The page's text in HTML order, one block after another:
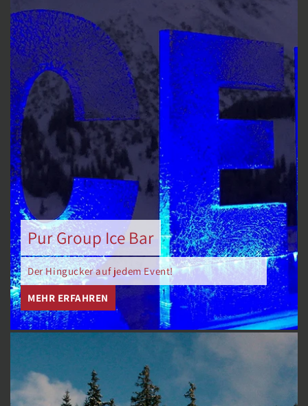
Pur Group Ice Bar
Der Hingucker auf jedem Event!
MEHR ERFAHREN